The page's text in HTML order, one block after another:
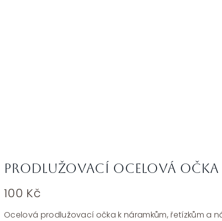
Prodlužovací ocelová očka
100 Kč
Ocelová prodlužovací očka k náramkům, řetízkům a